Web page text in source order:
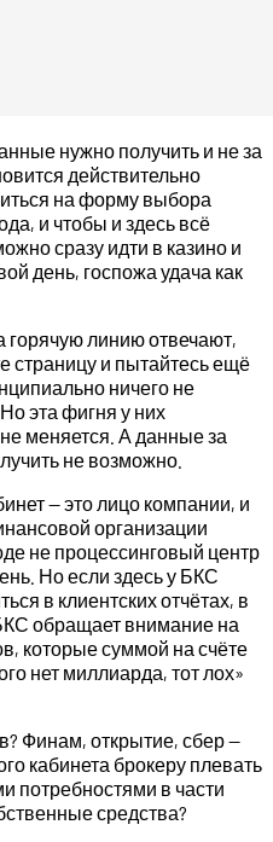
нужно получить и не за
действительно
на форму выбора
и чтобы и здесь всё
сразу идти в казино и
день, госпожа удача как
горячую линию отвечают,
страницу и пытайтесь ещё
ничего не
эта фигня у них
меняется. А данные за
не возможно.
— это лицо компании, и
организации
не процессинговый центр
Но если здесь у БКС
в клиентских отчётах, в
обращает внимание на
которые суммой на счёте
нет миллиарда, тот лох»
Финам, открытие, сбер —
кабинета брокеру плевать
потребностями в части
средства?